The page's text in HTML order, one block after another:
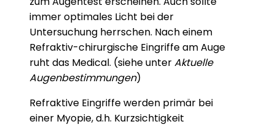
immer optimales Licht bei der
Untersuchung herrschen. Nach einem
Refraktiv-chirurgische Eingriffe am Auge
ruht das Medical. (siehe unterAktuelle
Augenbestimmungen)
Refraktive Eingriffe werden primär bei
einer Myopie, d.h. Kurzsichtigkeit